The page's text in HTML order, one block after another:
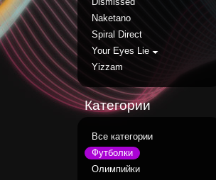
Naketano
Spiral Direct
Your Eyes Lie
Yizzam
Категории
Все категории
Футболки
Олимпийки